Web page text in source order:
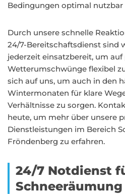
Bedingungen optimal nutzbar
Durch unsere schnelle
24/7-Bereitschaftsdienst sind
jederzeit einsatzbereit, um
Wetterumschwünge flexibel
sich auf uns, um auch in den
Wintermonaten für klare
Verhältnisse zu sorgen.
heute, um mehr über unsere
Dienstleistungen im Bereich
Fröndenberg zu erfahren.
24/7 Notdienst
Schneeräumung